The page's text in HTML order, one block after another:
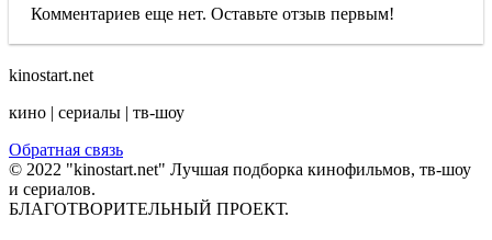
Комментариев еще нет. Оставьте отзыв первым!
kinostart.net
кино | сериалы | тв-шоу
Обратная связь
© 2022 "kinostart.net" Лучшая подборка кинофильмов, тв-шоу
и сериалов.
БЛАГОТВОРИТЕЛЬНЫЙ ПРОЕКТ.